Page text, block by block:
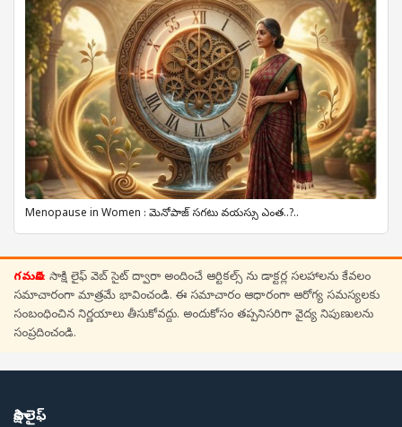
Menopause in Women : మెనోపాజ్ సగటు వయస్సు ఎంత..?..
గమనిక: సాక్షి లైఫ్ వెబ్ సైట్ ద్వారా అందించే ఆర్టికల్స్ ను డాక్టర్ల సలహాలను కేవలం
సమాచారంగా మాత్రమే భావించండి. ఈ సమాచారం ఆధారంగా ఆరోగ్య సమస్యలకు
సంబంధించిన నిర్ణయాలు తీసుకోవద్దు. అందుకోసం తప్పనిసరిగా వైద్య నిపుణులను
సంప్రదించండి.
సాక్షి లైఫ్